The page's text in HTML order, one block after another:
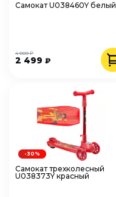
Самокат U038460Y белый
2 499 ₽
4 000 ₽
Самокат трехколесный
U038373Y красный
-30%